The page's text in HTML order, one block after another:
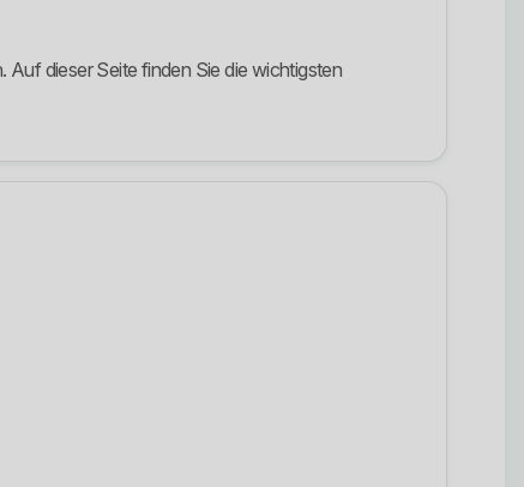
dieser Seite finden Sie die wichtigsten